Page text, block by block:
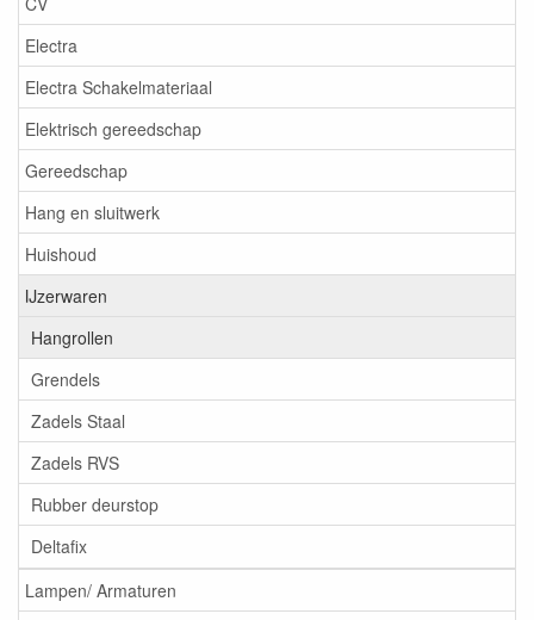
Electra
Electra Schakelmateriaal
Elektrisch gereedschap
Gereedschap
Hang en sluitwerk
Huishoud
IJzerwaren
Hangrollen
Grendels
Zadels Staal
Zadels RVS
Rubber deurstop
Deltafix
Lampen/ Armaturen